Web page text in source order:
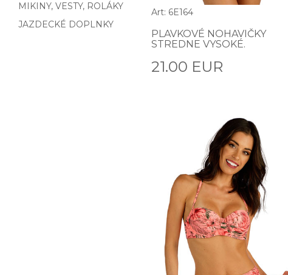
MIKINY, VESTY, ROLÁKY
JAZDECKÉ DOPLNKY
Art: 6E164
PLAVKOVÉ NOHAVIČKY
STREDNE VYSOKÉ.
21.00 EUR